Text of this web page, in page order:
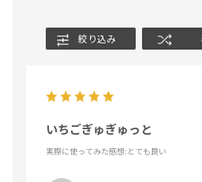
絞り込み
いちごぎゅぎゅっと
実際に使ってみた感想:とても良い